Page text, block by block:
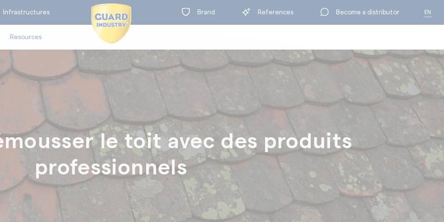
Resources
Infrastructures Brand References Become a distributor EN
BY RANGE
Cleaning
le toit avec des produits
professionnels